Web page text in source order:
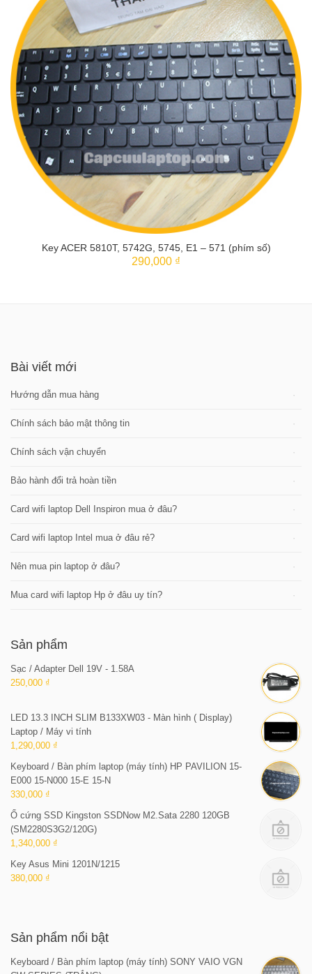
Key ACER 5810T, 5742G, 5745, E1 – 571 (phím số)
290,000 ₫
Bài viết mới
Hướng dẫn mua hàng
Chính sách bảo mật thông tin
Chính sách vận chuyển
Bảo hành đổi trả hoàn tiền
Card wifi laptop Dell Inspiron mua ở đâu?
Card wifi laptop Intel mua ở đâu rẻ?
Nên mua pin laptop ở đâu?
Mua card wifi laptop Hp ở đâu uy tín?
Sản phẩm
Sạc / Adapter Dell 19V - 1.58A
250,000 ₫
LED 13.3 INCH SLIM B133XW03 - Màn hình ( Display)
Laptop / Máy vi tính
1,290,000 ₫
Keyboard / Bàn phím laptop (máy tính) HP PAVILION 15-
E000 15-N000 15-E 15-N
330,000 ₫
Ổ cứng SSD Kingston SSDNow M2.Sata 2280 120GB
(SM2280S3G2/120G)
1,340,000 ₫
Key Asus Mini 1201N/1215
380,000 ₫
Sản phẩm nổi bật
Keyboard / Bàn phím laptop (máy tính) SONY VAIO VGN